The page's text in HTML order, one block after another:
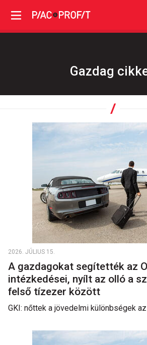
Gazdag
2026. JÚLIUS 15.
A gazdagokat segítették az
intézkedései, nyílt az olló a
felső tízezer között
GKI: nőttek a jövedelmi különbségek